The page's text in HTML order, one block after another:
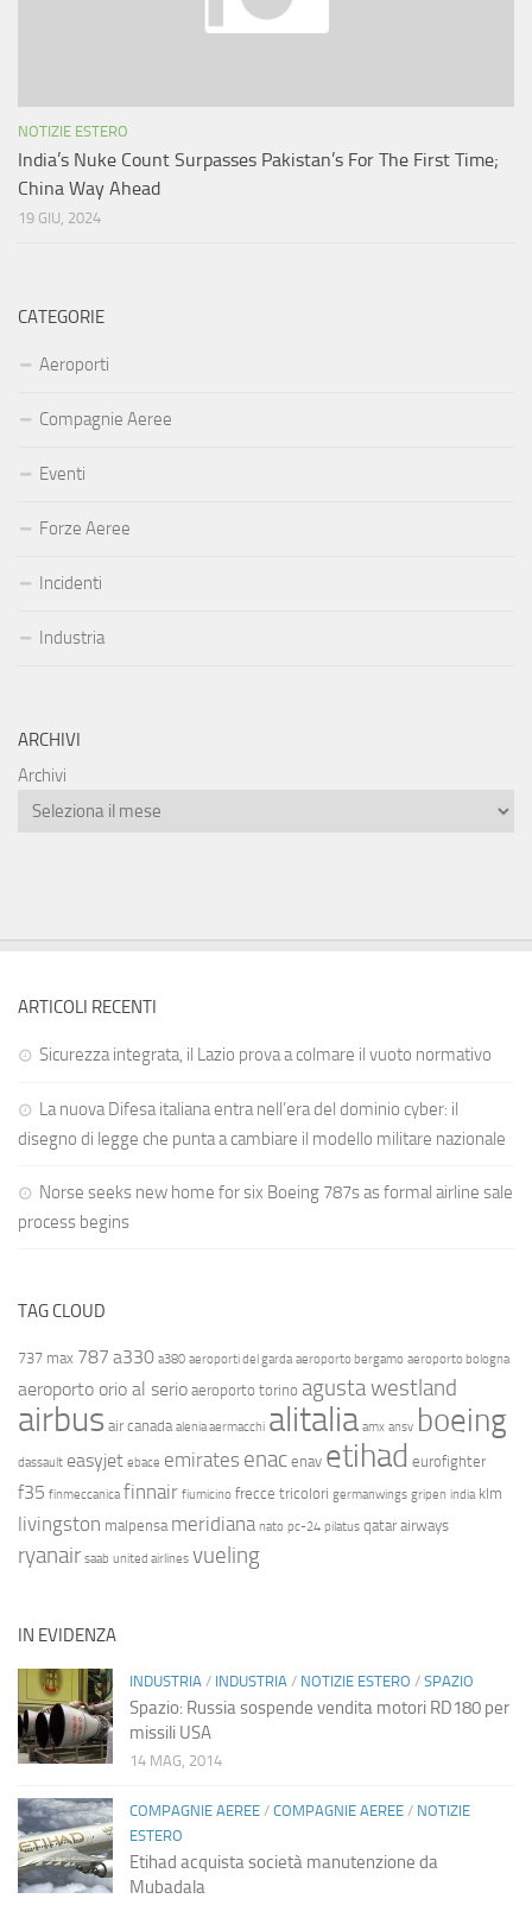
NOTIZIE ESTERO
India’s Nuke Count Surpasses Pakistan’s For The First Time;
China Way Ahead
19 GIU, 2024
CATEGORIE
Aeroporti
Compagnie Aeree
Eventi
Forze Aeree
Incidenti
Industria
ARCHIVI
Archivi
ARTICOLI RECENTI
Sicurezza integrata, il Lazio prova a colmare il vuoto normativo
La nuova Difesa italiana entra nell’era del dominio cyber: il
disegno di legge che punta a cambiare il modello militare nazionale
Norse seeks new home for six Boeing 787s as formal airline sale
process begins
TAG CLOUD
737 max 787 a330 a380 aeroporti del garda aeroporto bergamo aeroporto bologna
aeroporto orio al serio aeroporto torino agusta westland
airbus air canada alenia aermacchi alitalia amx ansv boeing
dassault easyjet ebace emirates enac enav etihad eurofighter
f35 finmeccanica finnair fiumicino frecce tricolori germanwings gripen india klm
livingston malpensa meridiana nato pc-24 pilatus qatar airways
ryanair saab united airlines vueling
IN EVIDENZA
INDUSTRIA / INDUSTRIA / NOTIZIE ESTERO / SPAZIO
Spazio: Russia sospende vendita motori RD180 per
missili USA
14 MAG, 2014
COMPAGNIE AEREE / COMPAGNIE AEREE / NOTIZIE
ESTERO
Etihad acquista società manutenzione da
Mubadala